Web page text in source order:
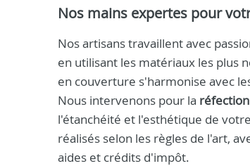
Nos mains expertes pour
Nos artisans travaillent avec
en utilisant les matériaux les plus
en couverture s'harmonise avec
Nous intervenons pour la
l'étanchéité et l'esthétique de
réalisés selon les règles de l'art,
aides et crédits d'impôt.